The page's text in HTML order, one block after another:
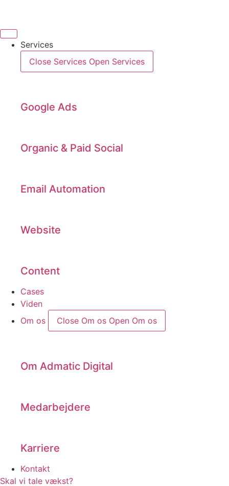
indhold
Services
Close Services Open Services
Google Ads
Organic & Paid Social
Email Automation
Website
Content
Cases
Viden
Om os
Close Om os Open Om os
Om Admatic Digital
Medarbejdere
Karriere
Kontakt
Skal vi tale vækst?